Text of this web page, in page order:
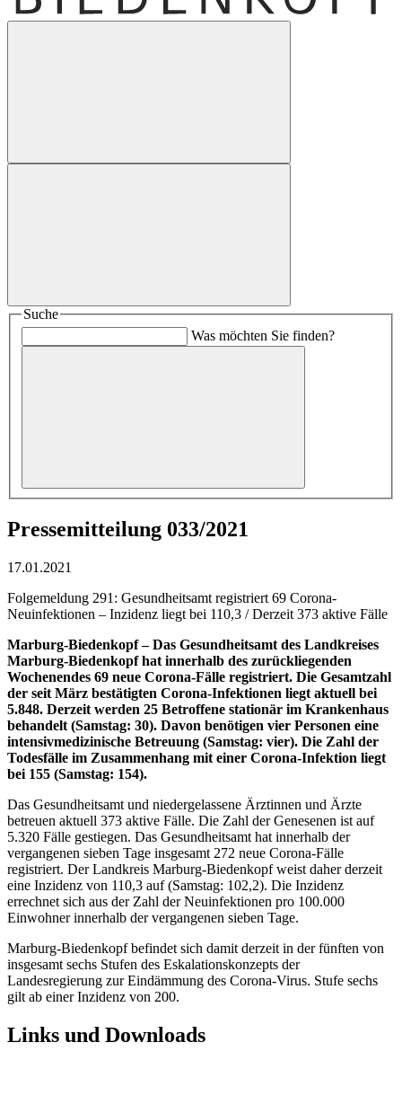
Suche
Was möchten Sie finden?
Pressemitteilung 033/2021
17.01.2021
Folgemeldung 291: Gesundheitsamt registriert 69 Corona-
Neuinfektionen – Inzidenz liegt bei 110,3 / Derzeit 373 aktive Fälle
Marburg-Biedenkopf – Das Gesundheitsamt des Landkreises
Marburg-Biedenkopf hat innerhalb des zurückliegenden
Wochenendes 69 neue Corona-Fälle registriert. Die Gesamtzahl
der seit März bestätigten Corona-Infektionen liegt aktuell bei
5.848. Derzeit werden 25 Betroffene stationär im Krankenhaus
behandelt (Samstag: 30). Davon benötigen vier Personen eine
intensivmedizinische Betreuung (Samstag: vier). Die Zahl der
Todesfälle im Zusammenhang mit einer Corona-Infektion liegt
bei 155 (Samstag: 154).
Das Gesundheitsamt und niedergelassene Ärztinnen und Ärzte
betreuen aktuell 373 aktive Fälle. Die Zahl der Genesenen ist auf
5.320 Fälle gestiegen. Das Gesundheitsamt hat innerhalb der
vergangenen sieben Tage insgesamt 272 neue Corona-Fälle
registriert. Der Landkreis Marburg-Biedenkopf weist daher derzeit
eine Inzidenz von 110,3 auf (Samstag: 102,2). Die Inzidenz
errechnet sich aus der Zahl der Neuinfektionen pro 100.000
Einwohner innerhalb der vergangenen sieben Tage.
Marburg-Biedenkopf befindet sich damit derzeit in der fünften von
insgesamt sechs Stufen des Eskalationskonzepts der
Landesregierung zur Eindämmung des Corona-Virus. Stufe sechs
gilt ab einer Inzidenz von 200.
Links und Downloads